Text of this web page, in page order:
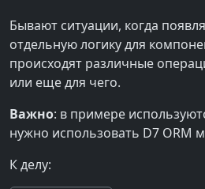
Бывают ситуации, когда
отдельную логику для
происходят различные
или еще для чего.
Важно: в примере
нужно использовать D7 ORM
К делу: